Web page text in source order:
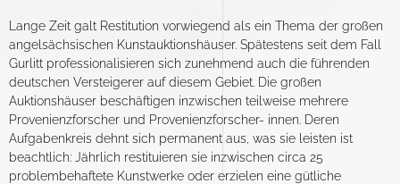
Lange Zeit galt Restitution vorwiegend als ein Thema der großen
angelsächsischen Kunstauktionshäuser. Spätestens seit dem Fall
Gurlitt professionalisieren sich zunehmend auch die führenden
deutschen Versteigerer auf diesem Gebiet. Die großen
Auktionshäuser beschäftigen inzwischen teilweise mehrere
Provenienzforscher und Provenienzforscher- innen. Deren
Aufgabenkreis dehnt sich permanent aus, was sie leisten ist
beachtlich: Jährlich restituieren sie inzwischen circa 25
problembehaftete Kunstwerke oder erzielen eine gütliche